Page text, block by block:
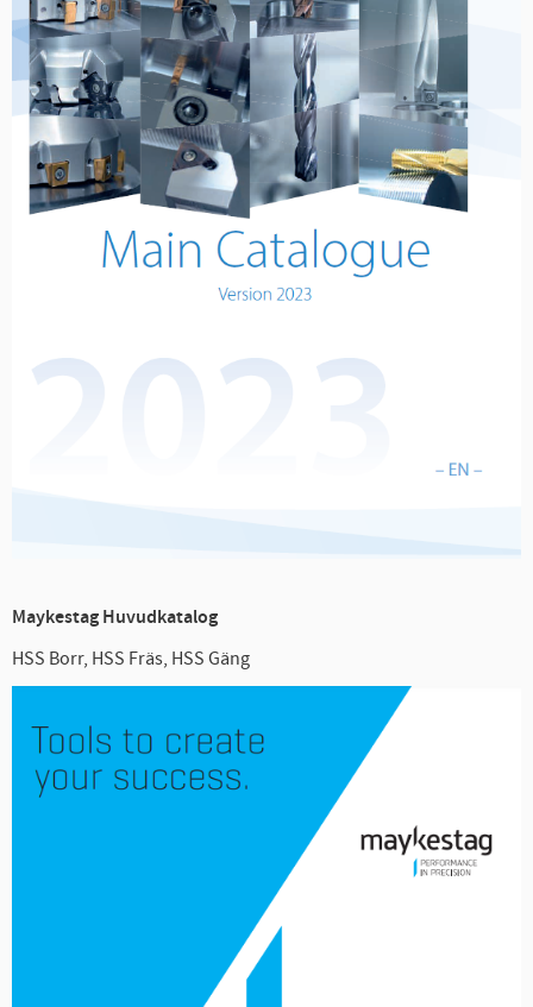
Maykestag Huvudkatalog
HSS Borr, HSS Fräs, HSS Gäng